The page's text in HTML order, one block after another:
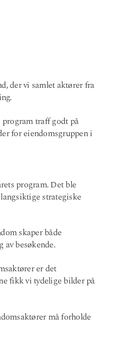
der vi samlet aktører fra
traff godt på
for eiendomsgruppen i
program. Det ble
strategiske
skaper både
besøkende.
er det
fikk vi tydelige bilder på
må forholde